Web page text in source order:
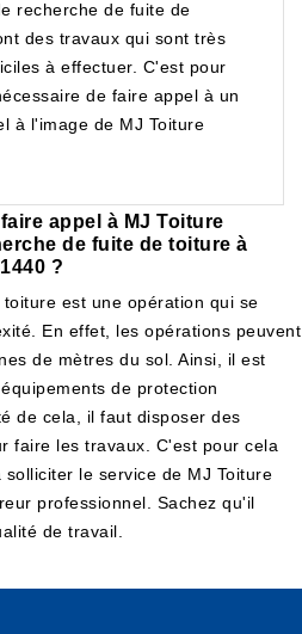
recherche de fuite de
des travaux qui sont très
à effectuer. C'est pour
de faire appel à un
à l'image de MJ Toiture
appel à MJ Toiture
de fuite de toiture à
?
est une opération qui se
En effet, les opérations peuvent
de mètres du sol. Ainsi, il est
de protection
de cela, il faut disposer des
faire les travaux. C'est pour cela
le service de MJ Toiture
professionnel. Sachez qu'il
de travail.